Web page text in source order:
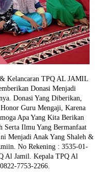
Kelancaran TPQ AL JAMIL
Donasi Menjadi
Donasi Yang Diberikan,
Guru Mengaji, Karena
Apa Yang Kita Berikan
Serta Ilmu Yang Bermanfaat
Menjadi Anak Yang Shaleh &
No Rekening : 3535-01-
Al Jamil. Kepala TPQ Al
7753-2266.